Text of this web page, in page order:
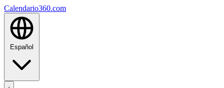
Calendario360.com
Español